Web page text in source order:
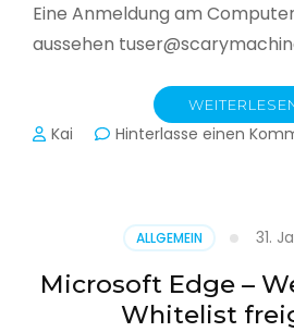
Eine Anmeldung am
aussehen
Kai Hinterlasse einen
ALLGEMEIN 31.
Microsoft Edge –
Whitelist